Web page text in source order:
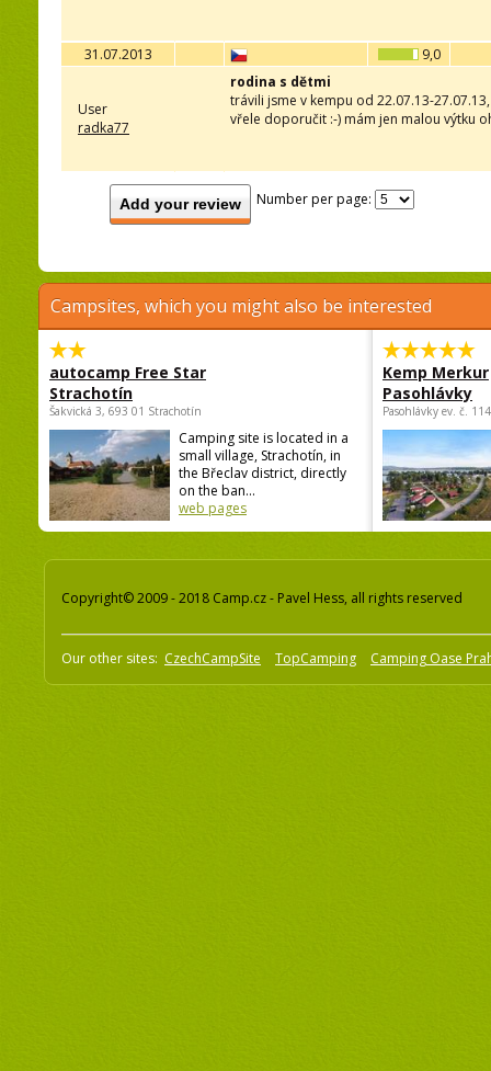
31.07.2013 9,0
User
radka77
rodina s dětmi
trávili jsme v kempu od 22.07.13-
vřele doporučit :-) mám jen malou výtku
Add your review Number per page:
Campsites, which you might also be interested
autocamp Free Star
Strachotín
Šakvická 3, 693 01 Strachotín
Camping site is located in a
small village, Strachotín, in
the Břeclav district, directly
on the ban...
web pages
Kemp Merkur
Pasohlávky
Pasohlávky ev. č.
Copyright© 2009 - 2018 Camp.cz - Pavel Hess, all rights reserved
Our other sites: CzechCampSite TopCamping Camping Oase